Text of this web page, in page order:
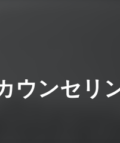
ウンセリ